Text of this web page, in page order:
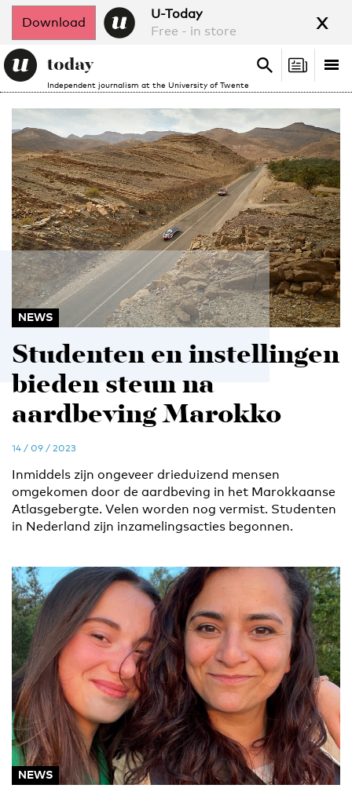
Download
U-Today
Free - in store
x
Independent journalism at the University of Twente
Search
Search
NEWS
Studenten en instellingen
bieden steun na
aardbeving Marokko
14 / 09 / 2023
Inmiddels zijn ongeveer drieduizend mensen
omgekomen door de aardbeving in het Marokkaanse
Atlasgebergte. Velen worden nog vermist. Studenten
in Nederland zijn inzamelingsacties begonnen.
NEWS